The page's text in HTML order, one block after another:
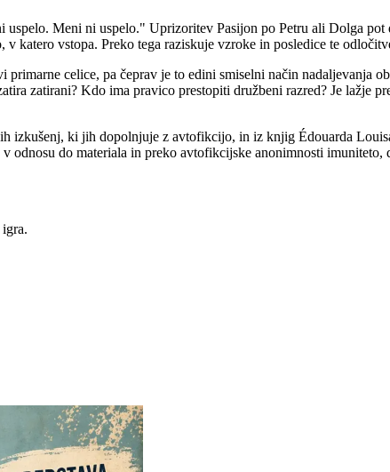
Meni ni uspelo." Uprizoritev Pasijon po Petru ali Dolga pot
katero vstopa. Preko tega raziskuje vzroke in posledice te
celice, pa čeprav je to edini smiselni način nadaljevanja
zatirani? Kdo ima pravico prestopiti družbeni razred? Je lažje
izkušenj, ki jih dopolnjuje z avtofikcijo, in iz knjig Édouarda
do materiala in preko avtofikcijske anonimnosti imuniteto,